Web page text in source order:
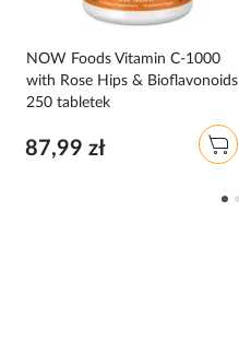
NOW Foods Vitamin C-1000
with Rose Hips & Bioflavonoids
250 tabletek
87,99 zł